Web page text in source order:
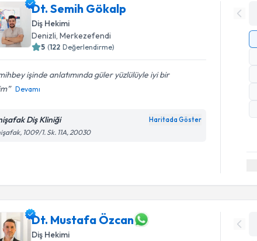
Dt. Semih Gökalp
Diş Hekimi
Denizli , Merkezefendi
5 (122 Değerlendirme)
işinde anlatımında güler yüzlülüyle iyi bir
Devamı
Diş Kliniği Haritada Göster
1009/1. Sk. 11A, 20030
Dt. Mustafa Özcan
Diş Hekimi